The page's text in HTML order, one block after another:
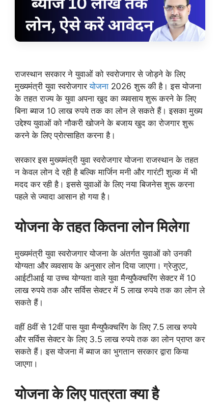
राजस्थान सरकार ने युवाओं को स्वरोजगार से जोड़ने के लिए
मुख्यमंत्री युवा स्वरोजगारयोजना 2026 शुरू की है। इस योजना
के तहत राज्य के युवा अपना खुद का व्यवसाय शुरू करने के लिए
बिना ब्याज 10 लाख रुपये तक का लोन ले सकते हैं। इसका मुख्य
उद्देश्य युवाओं को नौकरी खोजने के बजाय खुद का रोजगार शुरू
करने के लिए प्रोत्साहित करना है।
सरकार इस मुख्यमंत्री युवा स्वरोजगार योजना राजस्थान के तहत
न केवल लोन दे रही है बल्कि मार्जिन मनी और गारंटी शुल्क में भी
मदद कर रही है। इससे युवाओं के लिए नया बिजनेस शुरू करना
पहले से ज्यादा आसान हो गया है।
योजना के तहत कितना लोन मिलेगा
मुख्यमंत्री युवा स्वरोजगार योजना के अंतर्गत युवाओं को उनकी
योग्यता और व्यवसाय के अनुसार लोन दिया जाएगा। ग्रेजुएट,
आईटीआई या उच्च योग्यता वाले युवा मैन्युफैक्चरिंग सेक्टर में 10
लाख रुपये तक और सर्विस सेक्टर में 5 लाख रुपये तक का लोन ले
सकते हैं।
वहीं 8वीं से 12वीं पास युवा मैन्युफैक्चरिंग के लिए 7.5 लाख रुपये
और सर्विस सेक्टर के लिए 3.5 लाख रुपये तक का लोन प्राप्त कर
सकते हैं। इस योजना में ब्याज का भुगतान सरकार द्वारा किया
जाएगा।
योजना के लिए पात्रता क्या है